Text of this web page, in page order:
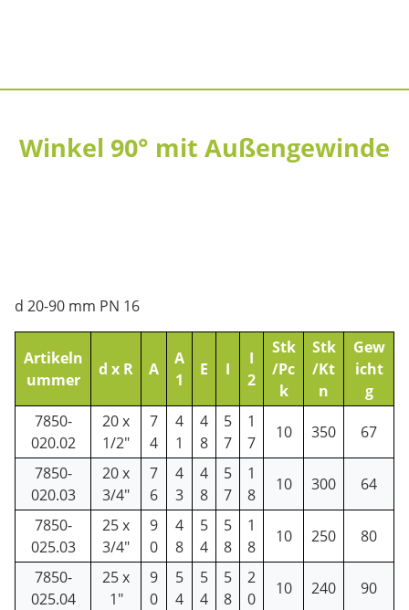
Winkel 90° mit Außengewinde
d 20-90 mm PN 16
Artikeln
ummer
d x R A
A
1
E I
I
2
Stk
/Pc
k
Stk
/Kt
n
Gew
icht
g
7850-
020.02
20 x
1/2"
7
4
4
1
4
8
5
7
1
7
10 350 67
7850-
020.03
20 x
3/4"
7
6
4
3
4
8
5
7
1
8
10 300 64
7850-
025.03
25 x
3/4"
9
0
4
8
5
4
5
8
1
8
10 250 80
7850-
025.04
25 x
1"
9
0
5
4
5
4
5
8
2
0
10 240 90